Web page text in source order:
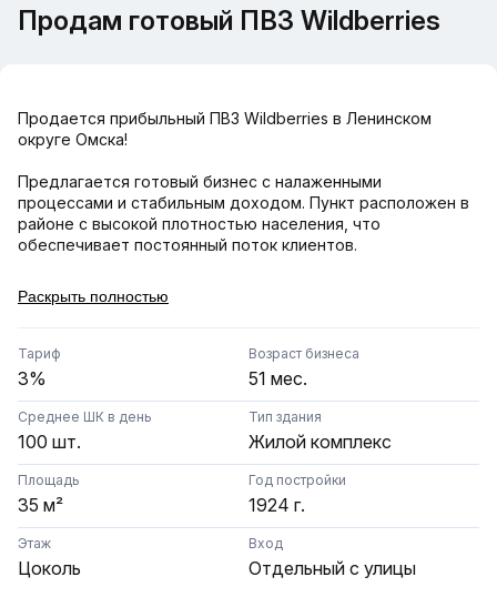
Продам готовый ПВЗ Wildberries
Продается прибыльный ПВЗ Wildberries в Ленинском
округе Омска!
Предлагается готовый бизнес с налаженными
процессами и стабильным доходом. Пункт расположен в
районе с высокой плотностью населения, что
обеспечивает постоянный поток клиентов.
Ключевые преимущества:
• Выгодный тариф 3%: Оптимальная ставка для текущего
• Минимум забот о кадрах: В штате работает 1 опытный
сотрудник, который полностью автономен и знает все
• Готовый актив: Помещение полностью соответствует
стандартам бренда, укомплектовано необходимой
Бизнес не требует дополнительных вложений и готов к
подтверждаются.
Звоните сейчас, чтобы узнать подробности и
Раскрыть полностью
Тариф
3%
Возраст бизнеса
51 мес.
Среднее ШК в день
100 шт.
Тип здания
Жилой комплекс
Площадь
35 м²
Год постройки
1924 г.
Этаж
Цоколь
Вход
Отдельный с улицы